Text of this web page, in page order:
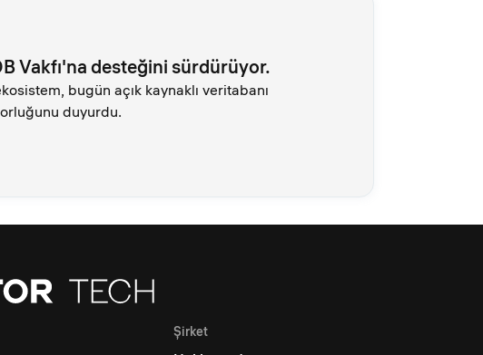
Vakfı'na desteğini sürdürüyor.
bugün açık kaynaklı veritabanı
duyurdu.
Şirket